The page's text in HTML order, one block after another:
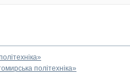
політехніка»